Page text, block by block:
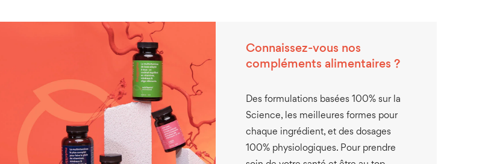
Connaissez-vous nos
compléments alimentaires ?
Des formulations basées 100% sur la
Science, les meilleures formes pour
chaque ingrédient, et des dosages
100% physiologiques. Pour prendre